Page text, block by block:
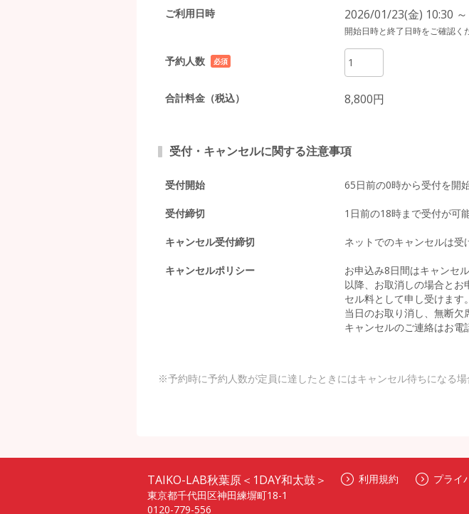
ご利用日時 2026/01/23(金) 10:30
開始日時と終了日時をご確認く
予約人数
必須
合計料金（税込） 8,800円
受付・キャンセルに関する注意事項
受付開始 65日前の0時から受付を開
受付締切 1日前の18時まで受付が可
キャンセル受付締切 ネットでのキャンセルは受
キャンセルポリシー
お申込み8日間はキャンセ
以降、お取消しの場合と
セル料として申し受けます。
当日のお取り消し、無断欠
キャンセルのご連絡はお電
※予約時に予約人数が定員に達したときにはキャンセル待ちになる場
TAIKO-LAB秋葉原＜1DAY和太鼓＞
東京都千代田区神田練塀町18-1
0120-779-556
利用規約 プライ